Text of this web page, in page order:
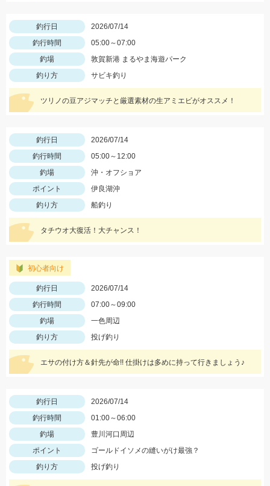
釣行日
2026/07/14
釣行時間
05:00～07:00
釣場
敦賀新港 まるやま海遊パーク
釣り方
サビキ釣り
ツリノの豆アジマッチと厳選素材の生アミエビがオススメ！
釣行日
2026/07/14
釣行時間
05:00～12:00
釣場
沖・オフショア
ポイント
伊良湖沖
釣り方
船釣り
タチウオ大復活！大チャンス！
初心者向け
釣行日
2026/07/14
釣行時間
07:00～09:00
釣場
一色周辺
釣り方
投げ釣り
エサの付け方＆針先が命!! 仕掛けは多めに持って行きましょう♪
釣行日
2026/07/14
釣行時間
01:00～06:00
釣場
豊川河口周辺
ポイント
ゴールドイソメの縫いがけ最強？
釣り方
投げ釣り